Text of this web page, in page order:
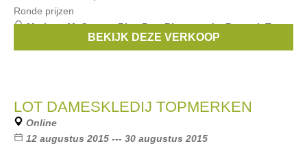
Ronde prijzen
Merken:McGregor,Blue Bay,Riverwoods,Bugatti,Terre
BEKIJK DEZE VERKOOP
LOT DAMESKLEDIJ TOPMERKEN
Online
12 augustus 2015 --- 30 augustus 2015